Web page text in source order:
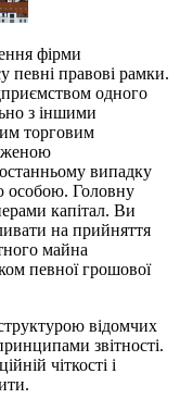
фірми
певні правові рамки.
одного
з іншими
торговим
випадку
особою. Головну
капітал. Ви
на прийняття
майна
певної грошової
відомчих
звітності.
чіткості і